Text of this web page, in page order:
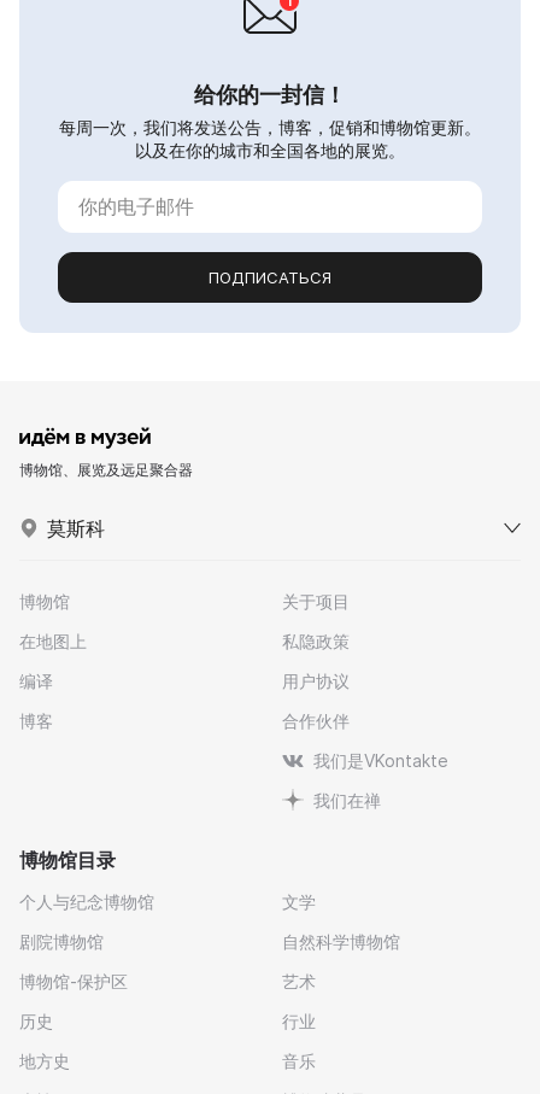
给你的一封信！
每周一次，我们将发送公告，博客，促销和博物馆更新。
以及在你的城市和全国各地的展览。
ПОДПИСАТЬСЯ
博物馆、展览及远足聚合器
莫斯科
博物馆
在地图上
编译
博客
关于项目
私隐政策
用户协议
合作伙伴
我们是VKontakte
我们在禅
博物馆目录
个人与纪念博物馆
剧院博物馆
博物馆-保护区
历史
地方史
文学
自然科学博物馆
艺术
行业
音乐